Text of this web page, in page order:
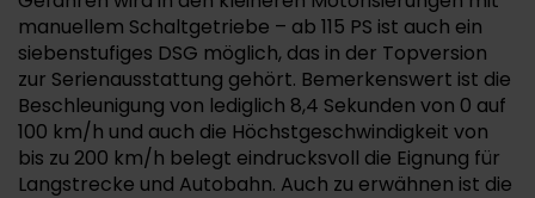
manuellem Schaltgetriebe – ab 115 PS ist auch ein
siebenstufiges DSG möglich, das in der Topversion
zur Serienausstattung gehört. Bemerkenswert ist die
Beschleunigung von lediglich 8,4 Sekunden von 0 auf
100 km/h und auch die Höchstgeschwindigkeit von
bis zu 200 km/h belegt eindrucksvoll die Eignung für
Langstrecke und Autobahn. Auch zu erwähnen ist die